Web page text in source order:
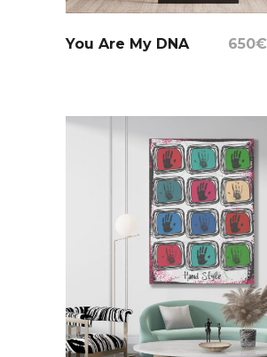
Select Options
You Are My DNA 650€